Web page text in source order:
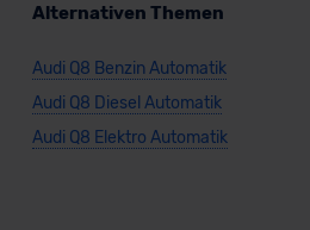
Alternativen Themen
Audi Q8 Benzin Automatik
Audi Q8 Diesel Automatik
Audi Q8 Elektro Automatik